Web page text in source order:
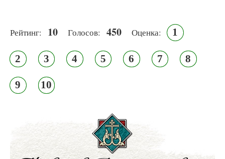
Рейтинг: 10 Голосов: 450 Оценка: 1
2 3 4 5 6 7 8
9 10